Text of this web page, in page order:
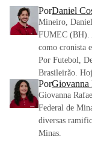
PorDaniel
Mineiro,
FUMEC (BH).
como cronista
Por Futebol,
Brasileirão.
PorGiovanna
Giovanna
Federal de
diversas
Minas.